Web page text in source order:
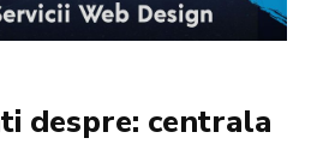
despre: centrala